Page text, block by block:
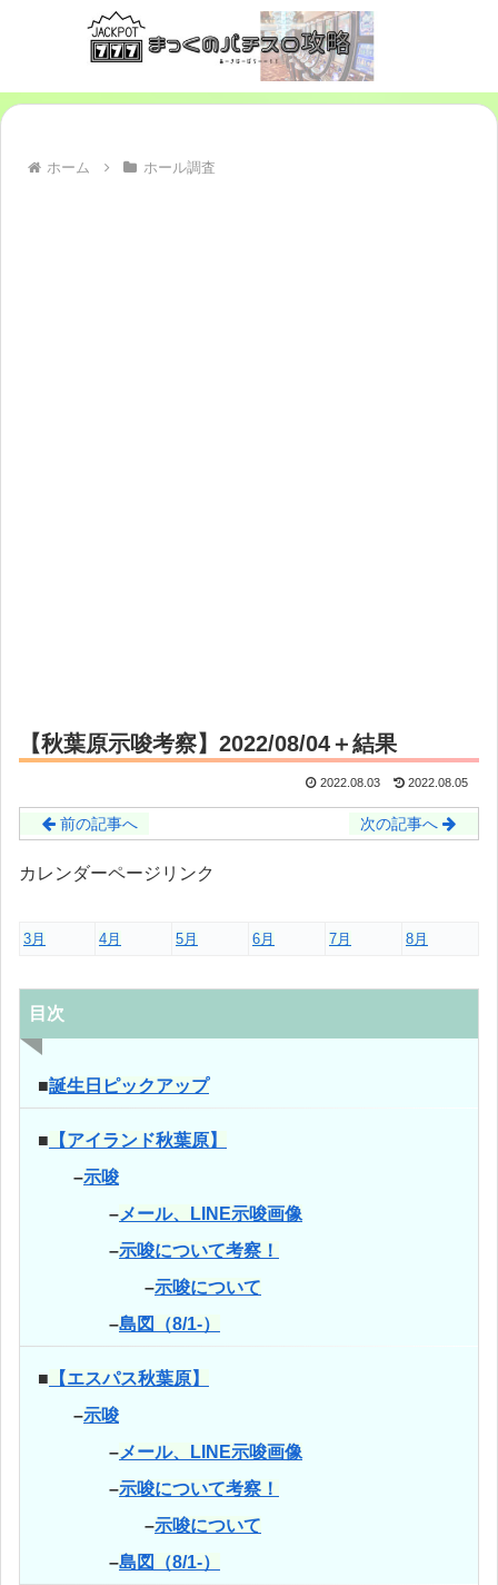
ホーム ホール調査
【秋葉原示唆考察】2022/08/04＋結果
2022.08.03 2022.08.05
前の記事へ 次の記事へ
カレンダーページリンク
3月 4月 5月 6月 7月 8月
目次
■誕生日ピックアップ
■ 【アイランド秋葉原】
–示唆
–メール、LINE示唆画像
–示唆について考察！
–示唆について
–島図（8/1-）
■ 【エスパス秋葉原】
–示唆
–メール、LINE示唆画像
–示唆について考察！
–示唆について
–島図（8/1-）